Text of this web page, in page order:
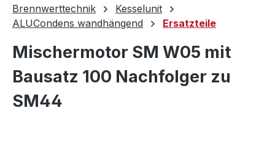
Brennwerttechnik
Kesselunit
ALUCondens wandhängend
Ersatzteile
Mischermotor SM W05 mit
Bausatz 100 Nachfolger zu
SM44